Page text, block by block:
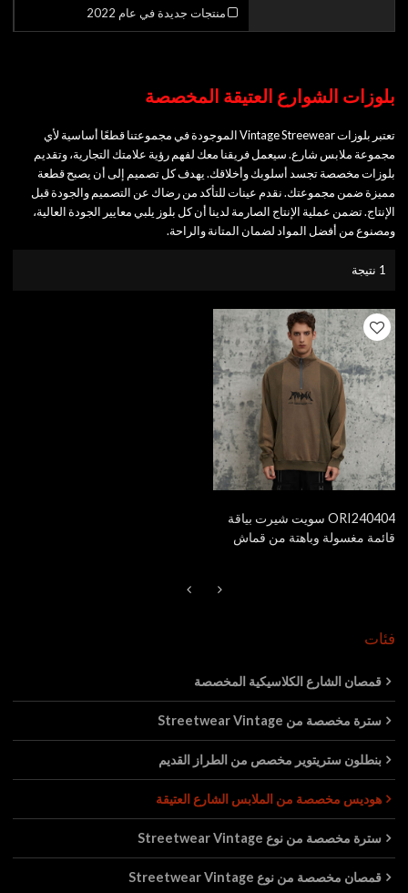
منتجات جديدة في عام 2022
بلوزات الشوارع العتيقة المخصصة
تعتبر بلوزات Vintage Streewear الموجودة في مجموعتنا قطعًا أساسية لأي
مجموعة ملابس شارع. سيعمل فريقنا معك لفهم رؤية علامتك التجارية، وتقديم
بلوزات مخصصة تجسد أسلوبك وأخلاقك. يهدف كل تصميم إلى أن يصبح قطعة
مميزة ضمن مجموعتك. نقدم عينات للتأكد من رضاك عن التصميم والجودة قبل
الإنتاج. تضمن عملية الإنتاج الصارمة لدينا أن كل بلوز يلبي معايير الجودة العالية،
ومصنوع من أفضل المواد لضمان المتانة والراحة.
1 نتيجة
ORI240404 سويت شيرت بياقة
قائمة مغسولة وباهتة من قماش
فئات
قمصان الشارع الكلاسيكية المخصصة
سترة مخصصة من Streetwear Vintage
بنطلون ستريتوير مخصص من الطراز القديم
هوديس مخصصة من الملابس الشارع العتيقة
سترة مخصصة من نوع Streetwear Vintage
قمصان مخصصة من نوع Streetwear Vintage